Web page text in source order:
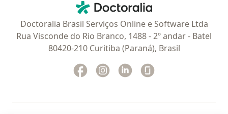
Doctoralia - Homepage
Doctoralia Brasil Serviços Online e Software Ltda
Rua Visconde do Rio Branco, 1488 - 2º andar - Batel
80420-210 Curitiba (Paraná), Brasil
Facebook
abre num novo separador
Instagram
abre num novo separador
Linkedin
abre num novo